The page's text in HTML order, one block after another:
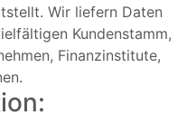
Wir liefern Daten
Kundenstamm,
Finanzinstitute,